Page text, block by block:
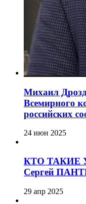
Михаил
Всемирного
российских
24 июн 2025
КТО ТАКИЕ
Сергей
29 апр 2025